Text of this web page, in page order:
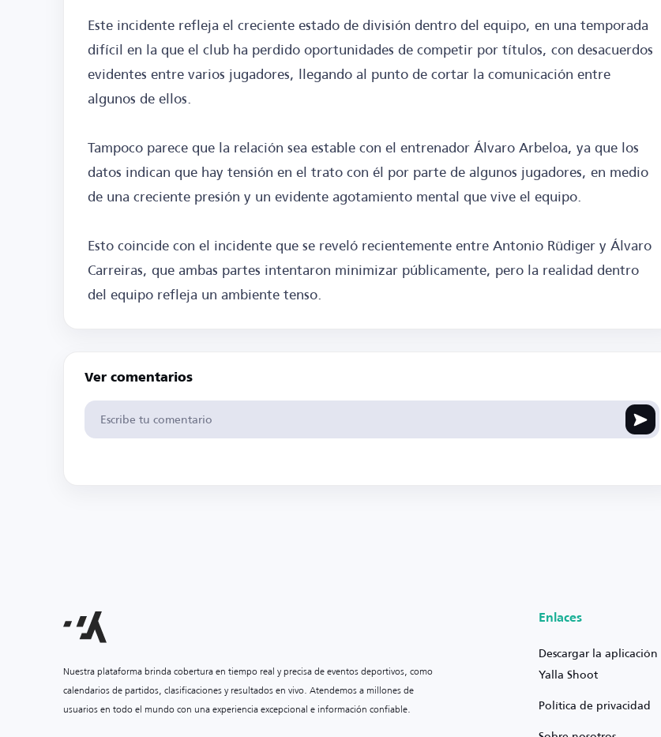
Este incidente refleja el creciente estado de división dentro del equipo, en una temporada
difícil en la que el club ha perdido oportunidades de competir por títulos, con desacuerdos
evidentes entre varios jugadores, llegando al punto de cortar la comunicación entre
algunos de ellos.
Tampoco parece que la relación sea estable con el entrenador Álvaro Arbeloa, ya que los
datos indican que hay tensión en el trato con él por parte de algunos jugadores, en medio
de una creciente presión y un evidente agotamiento mental que vive el equipo.
Esto coincide con el incidente que se reveló recientemente entre Antonio Rüdiger y Álvaro
Carreiras, que ambas partes intentaron minimizar públicamente, pero la realidad dentro
del equipo refleja un ambiente tenso.
Ver comentarios
Nuestra plataforma brinda cobertura en tiempo real y precisa de eventos deportivos, como
calendarios de partidos, clasificaciones y resultados en vivo. Atendemos a millones de
usuarios en todo el mundo con una experiencia excepcional e información confiable.
Enlaces
Descargar la aplicación
Yalla Shoot
Política de privacidad